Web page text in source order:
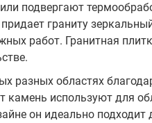
подвергают
граниту
работ. Гранитная
разных областях
камень используют для
он идеально